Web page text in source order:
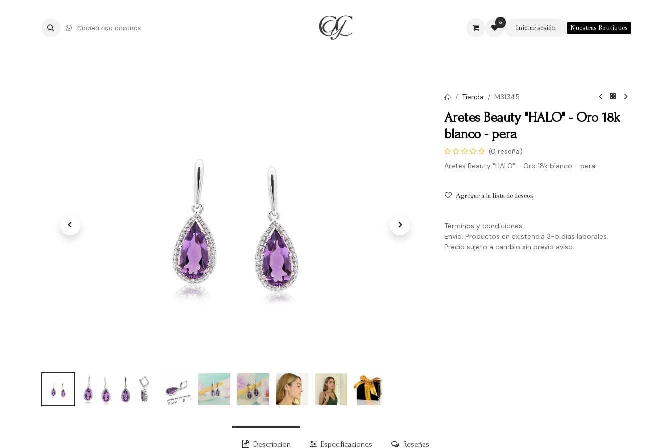
Chatea con nosotros
0
Iniciar sesión Nuestras Boutiques
Tienda M31345
Aretes Beauty "HALO" - Oro 18k
blanco - pera
(0 reseña)
Aretes Beauty "HALO" - Oro 18k blanco - pera
Agregar a la lista de deseos
Términos y condiciones
Envío: Productos en existencia 3-5 días laborales.
Precio sujeto a cambio sin previo aviso.
Descripción Especificaciones Reseñas